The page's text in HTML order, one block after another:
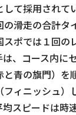
て採用されて
滑走の合計タ
スポでは１回の
、コース内に
青の旗門）を
ィニッシュ）
スピードは時